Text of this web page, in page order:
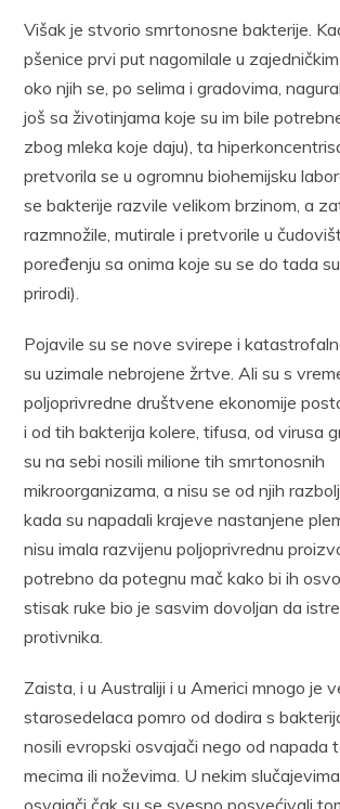
Višak je stvorio smrtonosne bakterije.
pšenice prvi put nagomilale u
oko njih se, po selima i gradovima,
još sa životinjama koje su im bile
zbog mleka koje daju), ta
pretvorila se u ogromnu biohemijsku
se bakterije razvile velikom brzinom, a
razmnožile, mutirale i pretvorile u
poređenju sa onima koje su se do tada
prirodi).
Pojavile su se nove svirepe i
su uzimale nebrojene žrtve. Ali su s
poljoprivredne društvene ekonomije
i od tih bakterija kolere, tifusa, od virusa
su na sebi nosili milione tih smrtonosnih
mikroorganizama, a nisu se od njih
kada su napadali krajeve nastanjene
nisu imala razvijenu poljoprivrednu
potrebno da potegnu mač kako bi ih
stisak ruke bio je sasvim dovoljan da
protivnika.
Zaista, i u Australiji i u Americi mnogo je
starosedelaca pomro od dodira s
nosili evropski osvajači nego od napada
mecima ili noževima. U nekim
osvajači čak su se svesno posvećivali